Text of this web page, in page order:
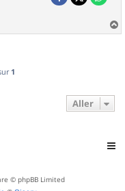
a
1
Aller
© phpBB Limited